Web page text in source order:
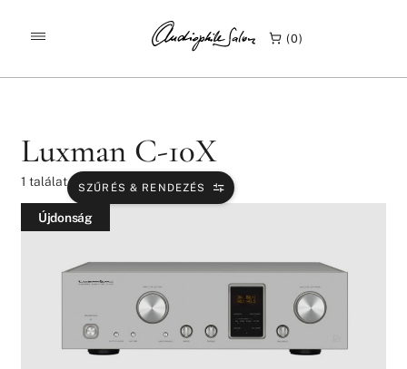
0
KEZDŐLAP TERMÉKEK / LUXMAN C-10X
Luxman C-10X
1 találat SZŰRÉS & RENDEZÉS
Újdonság